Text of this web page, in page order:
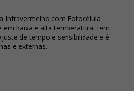
Infravermelho com Fotocélula
em baixa e alta temperatura, tem
de tempo e sensibilidade e é
e externas.